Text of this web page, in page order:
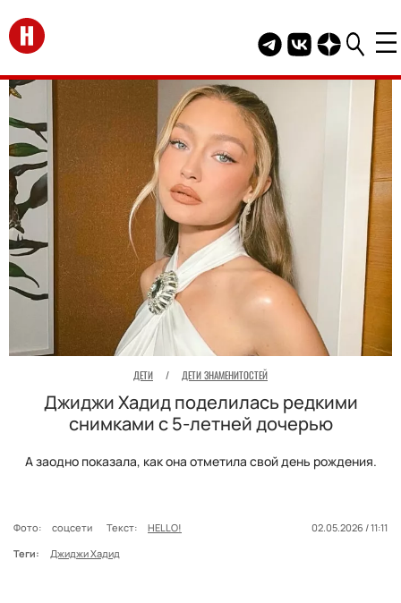
Перейти на главную
Telegram канал
Группа HELLO
Канал
ДЕТИ / ДЕТИ ЗНАМЕНИТОСТЕЙ
Джиджи Хадид поделилась редкими
снимками с 5-летней дочерью
А заодно показала, как она отметила свой день рождения.
Фото: соцсети Текст: HELLO!
02.05.2026 / 11:11
Теги:
Джиджи Хадид